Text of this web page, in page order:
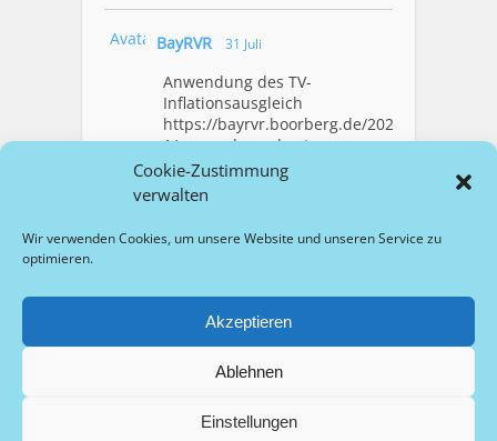
Cookie-Zustimmung
verwalten
Wir verwenden Cookies, um unsere Website und unseren Service zu
optimieren.
Akzeptieren
Ablehnen
Einstellungen
Avatar BayRVR 31 Juli
Anwendung des TV-
Inflationsausgleich
https://bayrvr.boorberg.de/2026/07/3
1/anwendung-des-tv-
inflationsausgleich/
1 Twitter
Copyright © 2026 bayrvr.de
Datenschutz Barrierefreiheit